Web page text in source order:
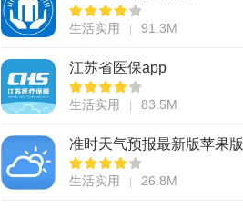
生活实用 91.3M
江苏省医保app
生活实用 83.5M
准时天气预报最新版苹果版
生活实用 26.8M